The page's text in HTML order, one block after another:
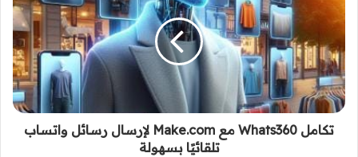
تكامل Whats360 مع Make.com لإرسال رسائل واتساب
تلقائيًا بسهولة